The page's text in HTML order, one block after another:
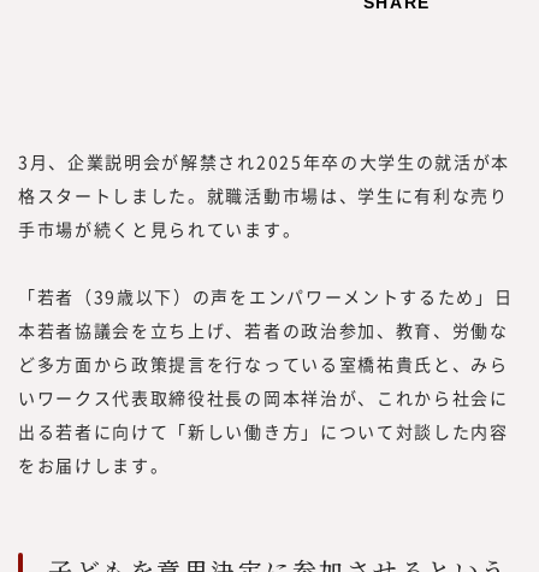
「プロフェッショナル人材が挑戦するエコシ
ステムを創造する」をビジョンに掲げ、人生
100年時代に、プロフェッショナル人材が、
方や働く場所、働く目的に縛られない挑戦の
機会提供とその挑戦の支援を行うための事業
を展開しています。
2022年7月に、プロフェッショナル人材の働
き方やキャリアに関する調査・研究機関『み
らいワークス総合研究所』を立ち上げ、メデ
ィア『CAREER Knock 』にて、プロフェッ
同時に、フリーランスや副業といった外部プ
3月、企業説明会が解禁され2025年卒の大学生の就活が本
格スタートしました。就職活動市場は、学生に有利な売り
手市場が続くと見られています。
「若者（39歳以下）の声をエンパワーメントするため」日
本若者協議会を立ち上げ、若者の政治参加、教育、労働な
ど多方面から政策提言を行なっている室橋祐貴氏と、みら
いワークス代表取締役社長の岡本祥治が、これから社会に
出る若者に向けて「新しい働き方」について対談した内容
をお届けします。